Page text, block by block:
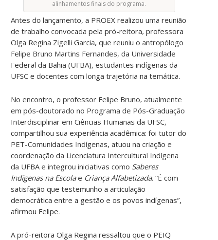
alinhamentos finais do programa.
Antes do lançamento, a PROEX realizou uma reunião
de trabalho convocada pela pró-reitora, professora
Olga Regina Zigelli Garcia, que reuniu o antropólogo
Felipe Bruno Martins Fernandes, da Universidade
Federal da Bahia (UFBA), estudantes indígenas da
UFSC e docentes com longa trajetória na temática.
No encontro, o professor Felipe Bruno, atualmente
em pós-doutorado no Programa de Pós-Graduação
Interdisciplinar em Ciências Humanas da UFSC,
compartilhou sua experiência acadêmica: foi tutor do
PET-Comunidades Indígenas, atuou na criação e
coordenação da Licenciatura Intercultural Indígena
da UFBA e integrou iniciativas como Saberes
Indígenas na Escolae Criança Alfabetizada. “É com
satisfação que testemunho a articulação
democrática entre a gestão e os povos indígenas”,
afirmou Felipe.
A pró-reitora Olga Regina ressaltou que o PEIQ